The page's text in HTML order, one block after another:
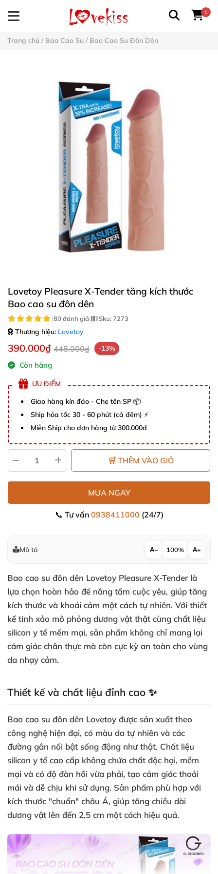
0
Trang chủ / Bao Cao Su / Bao Cao Su Đôn Dên
Lovetoy Pleasure X-Tender tăng kích thước
Bao cao su đôn dên
|80 đánh giá| Sku:7273
Thương hiệu: Lovetoy
390.000₫ 448.000₫ -13%
Còn hàng
ƯU ĐIỂM
Giao hàng kín đáo - Che tên SP 📦
Ship hỏa tốc 30 - 60 phút (cả đêm) ⚡
Miễn Ship cho đơn hàng từ 300.000đ
🛒 THÊM VÀO GIỎ
MUA NGAY
📞 Tư vấn 0938411000 (24/7)
Mô tả − 100% +
Bao cao su đôn dên Lovetoy Pleasure X-Tender là
lựa chọn hoàn hảo để nâng tầm cuộc yêu, giúp tăng
kích thước và khoái cảm một cách tự nhiên. Với thiết
kế tinh xảo mô phỏng dương vật thật cùng chất liệu
silicon y tế mềm mại, sản phẩm không chỉ mang lại
cảm giác chân thực mà còn cực kỳ an toàn cho vùng
da nhạy cảm.
Thiết kế và chất liệu đỉnh cao ✨
Bao cao su đôn dên Lovetoy được sản xuất theo
công nghệ hiện đại, có màu da tự nhiên và các
đường gân nổi bật sống động như thật. Chất liệu
silicon y tế cao cấp không chứa chất độc hại, mềm
mại và có độ đàn hồi vừa phải, tạo cảm giác thoải
mái và dễ chịu khi sử dụng. Sản phẩm phù hợp với
kích thước "chuẩn" châu Á, giúp tăng chiều dài
dương vật lên đến 2,5 cm một cách hiệu quả.